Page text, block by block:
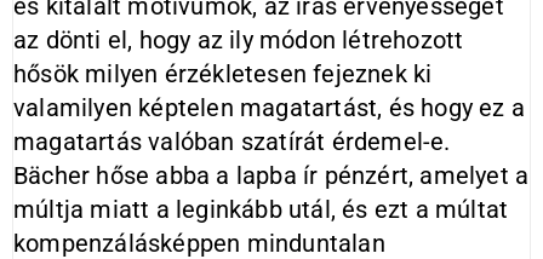
és kitalált motívumok, az írás érvényességét
az dönti el, hogy az ily módon létrehozott
hősök milyen érzékletesen fejeznek ki
valamilyen képtelen magatartást, és hogy ez a
magatartás valóban szatírát érdemel-e.
Bächer hőse abba a lapba ír pénzért, amelyet a
múltja miatt a leginkább utál, és ezt a múltat
kompenzálásképpen minduntalan